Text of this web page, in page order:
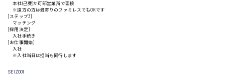
山口県
大竹市
日給制すべて
本社(己斐)か可部営業所で面接
※遠方の方は最寄りのファミレスでもOKです
[ステップ3]
マッチング
[採用決定]
入社手続き
[お仕事開始]
入社
※入社当日は担当も同行します
SEIZO01